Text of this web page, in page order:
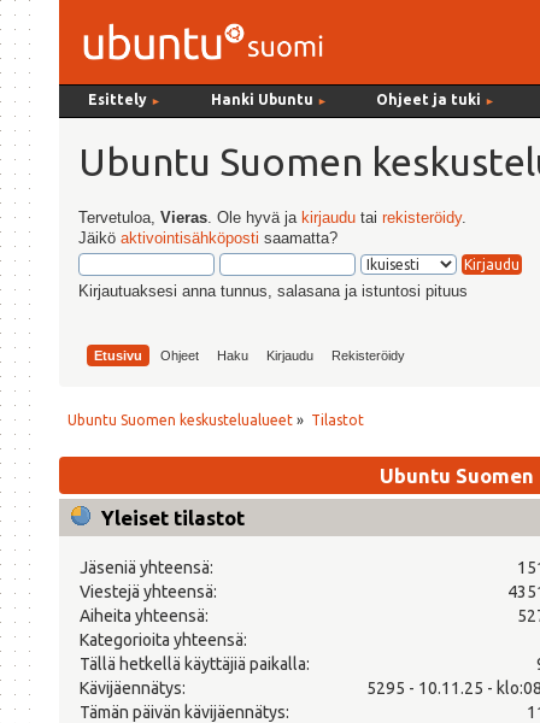
Esittely ► Hanki Ubuntu ► Ohjeet ja tuki ►
Ubuntu Suomen
Tervetuloa,Vieras . Ole hyvä ja kirjaudu tairekisteröidy.
Jäiköaktivointisähköposti saamatta?
Kirjautuaksesi anna tunnus, salasana ja istuntosi pituus
Etusivu Ohjeet Haku Kirjaudu Rekisteröidy
Ubuntu Suomen keskustelualueet » Tilastot
Ubuntu
Yleiset tilastot
Jäseniä yhteensä:
Viestejä yhteensä:
Aiheita yhteensä:
Kategorioita yhteensä:
Tällä hetkellä käyttäjiä paikalla:
Kävijäennätys:
5295 - 10.11.25 -
Tämän päivän kävijäennätys: